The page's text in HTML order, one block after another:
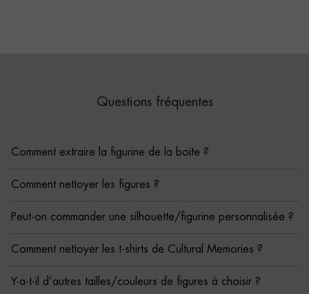
Questions fréquentes
Comment extraire la figurine de la boite ?
Comment nettoyer les figures ?
Peut-on commander une silhouette/figurine personnalisée ?
Comment nettoyer les t-shirts de Cultural Memories ?
Y-a-t-il d’autres tailles/couleurs de figures à choisir ?